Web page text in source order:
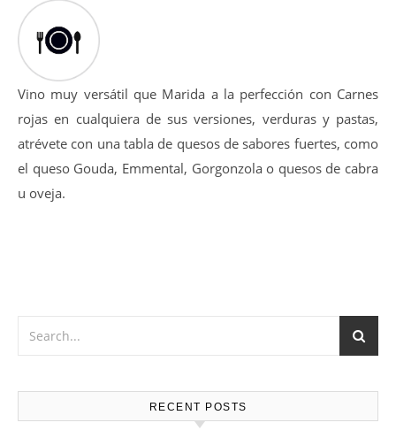
Vino muy versátil que Marida a la perfección con Carnes
rojas en cualquiera de sus versiones, verduras y pastas,
atrévete con una tabla de quesos de sabores fuertes, como
el queso Gouda, Emmental, Gorgonzola o quesos de cabra
u oveja.
RECENT POSTS